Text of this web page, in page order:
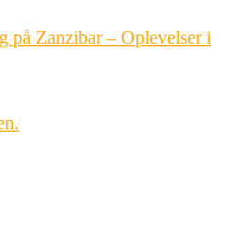
på Zanzibar – Oplevelser i